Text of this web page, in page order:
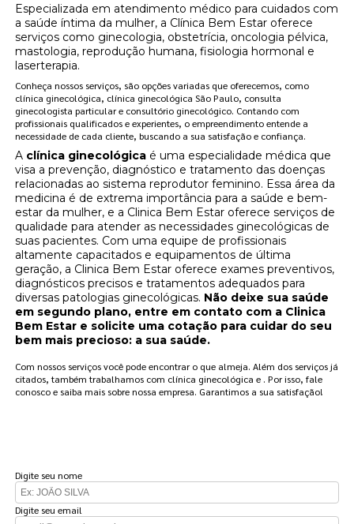
Especializada em atendimento médico para cuidados com
a saúde íntima da mulher, a Clínica Bem Estar oferece
serviços como ginecologia, obstetrícia, oncologia pélvica,
mastologia, reprodução humana, fisiologia hormonal e
laserterapia.
Conheça nossos serviços, são opções variadas que oferecemos, como
clínica ginecológica, clínica ginecológica São Paulo, consulta
ginecologista particular e consultório ginecológico. Contando com
profissionais qualificados e experientes, o empreendimento entende a
necessidade de cada cliente, buscando a sua satisfação e confiança.
A clínica ginecológica é uma especialidade médica que
visa a prevenção, diagnóstico e tratamento das doenças
relacionadas ao sistema reprodutor feminino. Essa área da
medicina é de extrema importância para a saúde e bem-
estar da mulher, e a Clinica Bem Estar oferece serviços de
qualidade para atender as necessidades ginecológicas de
suas pacientes. Com uma equipe de profissionais
altamente capacitados e equipamentos de última
geração, a Clinica Bem Estar oferece exames preventivos,
diagnósticos precisos e tratamentos adequados para
diversas patologias ginecológicas. Não deixe sua saúde
em segundo plano, entre em contato com a Clinica
Bem Estar e solicite uma cotação para cuidar do seu
bem mais precioso: a sua saúde.
Com nossos serviços você pode encontrar o que almeja. Além dos serviços já
citados, também trabalhamos com clínica ginecológica e . Por isso, fale
conosco e saiba mais sobre nossa empresa. Garantimos a sua satisfação!
Digite seu nome
Digite seu email